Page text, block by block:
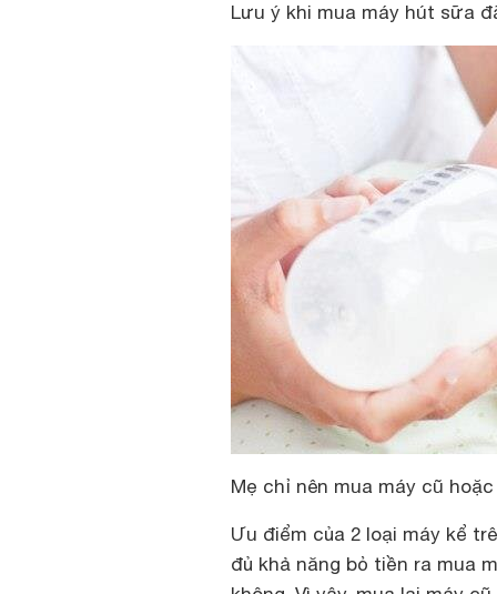
Lưu ý khi mua máy hút sữa
Mẹ chỉ nên mua máy cũ
Ưu điểm của 2 loại máy kể
đủ khả năng bỏ tiền ra mua